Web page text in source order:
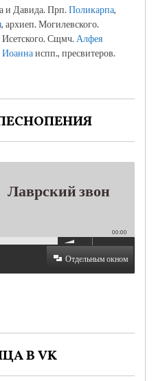
и Давида. Прп.Поликарпа,
, архиеп. Могилевского.
Исетского. Сщмч.Алфея
Иоаннаиспп., пресвитеров.
Лаврский звон
00:00
Отдельным окном
В VK